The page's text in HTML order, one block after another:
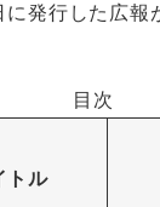
発行した広報
目次
トル